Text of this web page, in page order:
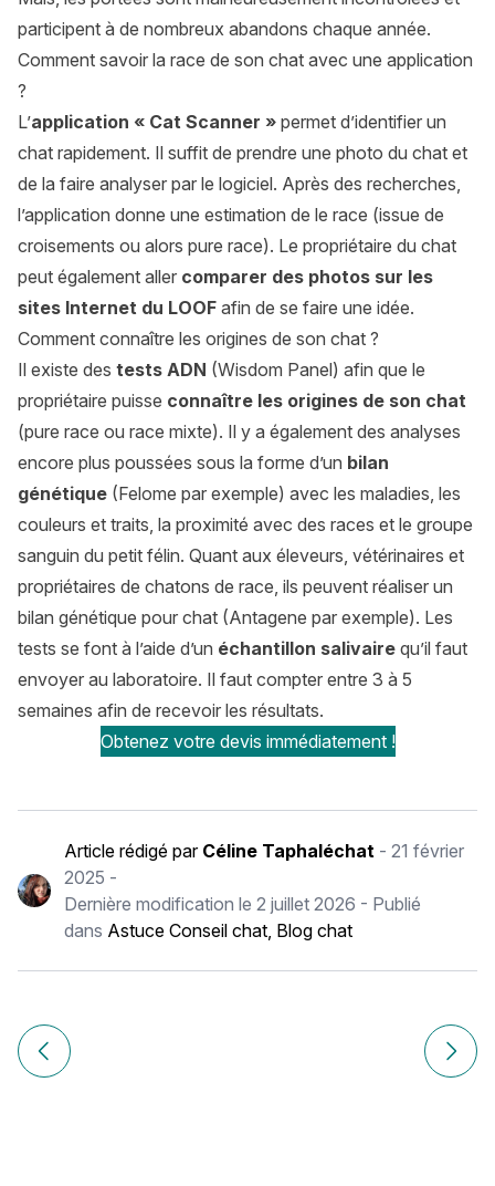
participent à de nombreux abandons chaque année.
Comment savoir la race de son chat avec une application
?
L’application « Cat Scanner » permet d’identifier un
chat rapidement. Il suffit de prendre une photo du chat et
de la faire analyser par le logiciel. Après des recherches,
l’application donne une estimation de le race (issue de
croisements ou alors pure race). Le propriétaire du chat
peut également aller comparer des photos sur les
sites Internet du LOOF afin de se faire une idée.
Comment connaître les origines de son chat ?
Il existe des tests ADN (Wisdom Panel) afin que le
propriétaire puisse connaître les origines de son chat
(pure race ou race mixte). Il y a également des analyses
encore plus poussées sous la forme d’un bilan
génétique (Felome par exemple) avec les maladies, les
couleurs et traits, la proximité avec des races et le groupe
sanguin du petit félin. Quant aux éleveurs, vétérinaires et
propriétaires de chatons de race, ils peuvent réaliser un
bilan génétique pour chat (Antagene par exemple). Les
tests se font à l’aide d’un échantillon salivaire qu’il faut
envoyer au laboratoire. Il faut compter entre 3 à 5
semaines afin de recevoir les résultats.
Obtenez votre devis immédiatement !
Article rédigé par Céline Taphaléchat -21 février
2025 -
Dernière modification le2 juillet 2026 - Publié
dans Astuce Conseil chat, Blog chat
Navigation
de
Article précédent 5 jeux pour occuper son chien quand il
Article